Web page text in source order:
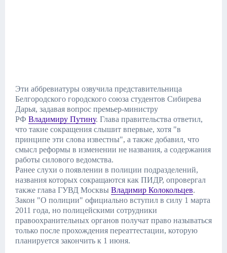
Эти аббревиатуры озвучила представительница
Белгородского городского союза студентов Сибирева
Дарья, задавая вопрос премьер-министру
РФ Владимиру Путину. Глава правительства ответил,
что такие сокращения слышит впервые, хотя "в
принципе эти слова известны", а также добавил, что
смысл реформы в изменении не названия, а содержания
работы силового ведомства.
Ранее слухи о появлении в полиции подразделений,
названия которых сокращаются как ПИДР, опровергал
также глава ГУВД Москвы Владимир Колокольцев.
Закон "О полиции" официально вступил в силу 1 марта
2011 года, но полицейскими сотрудники
правоохранительных органов получат право называться
только после прохождения переаттестации, которую
планируется закончить к 1 июня.